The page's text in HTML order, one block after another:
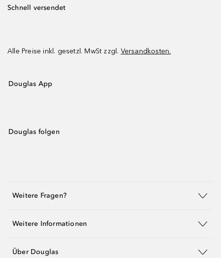
Schnell versendet
Alle Preise inkl. gesetzl. MwSt zzgl. Versandkosten.
Douglas App
Douglas folgen
Weitere Fragen?
Weitere Informationen
Über Douglas